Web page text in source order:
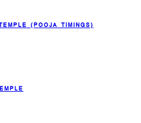
(POOJA TIMINGS)